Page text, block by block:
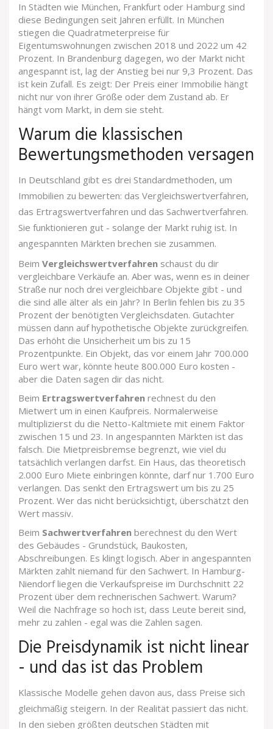
In Städten wie München, Frankfurt oder Hamburg sind
diese Bedingungen seit Jahren erfüllt. In München
stiegen die Quadratmeterpreise für
Eigentumswohnungen zwischen 2018 und 2022 um 42
Prozent. In Brandenburg dagegen, wo der Markt nicht
angespannt ist, lag der Anstieg bei nur 9,3 Prozent. Das
ist kein Zufall. Es zeigt: Der Preis einer Immobilie hängt
nicht nur von ihrer Größe oder dem Zustand ab. Er
hängt vom Markt, in dem sie steht.
Warum die klassischen
Bewertungsmethoden versagen
In Deutschland gibt es drei Standardmethoden, um
Immobilien zu bewerten: das Vergleichswertverfahren,
das Ertragswertverfahren und das Sachwertverfahren.
Sie funktionieren gut - solange der Markt ruhig ist. In
angespannten Märkten brechen sie zusammen.
Beim Vergleichswertverfahren schaust du dir
vergleichbare Verkäufe an. Aber was, wenn es in deiner
Straße nur noch drei vergleichbare Objekte gibt - und
die sind alle älter als ein Jahr? In Berlin fehlen bis zu 35
Prozent der benötigten Vergleichsdaten. Gutachter
müssen dann auf hypothetische Objekte zurückgreifen.
Das erhöht die Unsicherheit um bis zu 15
Prozentpunkte. Ein Objekt, das vor einem Jahr 700.000
Euro wert war, könnte heute 800.000 Euro kosten -
aber die Daten sagen dir das nicht.
Beim Ertragswertverfahren rechnest du den
Mietwert um in einen Kaufpreis. Normalerweise
multiplizierst du die Netto-Kaltmiete mit einem Faktor
zwischen 15 und 23. In angespannten Märkten ist das
falsch. Die Mietpreisbremse begrenzt, wie viel du
tatsächlich verlangen darfst. Ein Haus, das theoretisch
2.000 Euro Miete einbringen könnte, darf nur 1.700 Euro
verlangen. Das senkt den Ertragswert um bis zu 25
Prozent. Wer das nicht berücksichtigt, überschätzt den
Wert massiv.
Beim Sachwertverfahren berechnest du den Wert
des Gebäudes - Grundstück, Baukosten,
Abschreibungen. Es klingt logisch. Aber in angespannten
Märkten zahlt niemand für den Sachwert. In Hamburg-
Niendorf liegen die Verkaufspreise im Durchschnitt 22
Prozent über dem rechnerischen Sachwert. Warum?
Weil die Nachfrage so hoch ist, dass Leute bereit sind,
mehr zu zahlen - egal was die Zahlen sagen.
Die Preisdynamik ist nicht linear
- und das ist das Problem
Klassische Modelle gehen davon aus, dass Preise sich
gleichmäßig steigern. In der Realität passiert das nicht.
In den sieben größten deutschen Städten mit